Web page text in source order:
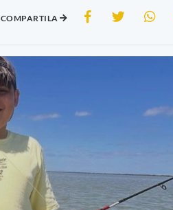
COMPARTILA